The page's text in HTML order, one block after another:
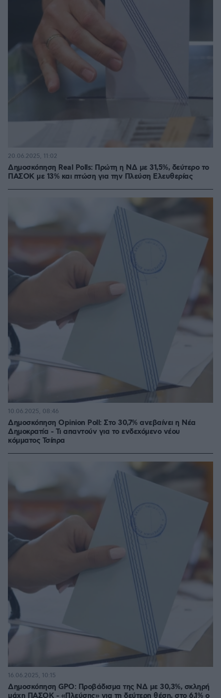
Δημοσκόπηση Real Polls: Πρώτη η ΝΔ με 31,5%, δεύτερο το
ΠΑΣΟΚ με 13% και πτώση για την Πλεύση Ελευθερίας
20.06.2025, 11:02
Δημοσκόπηση Opinion Poll: Στο 30,7% ανεβαίνει η Νέα
Δημοκρατία - Τι απαντούν για το ενδεχόμενο νέου
κόμματος Τσίπρα
10.06.2025, 08:46
Δημοσκόπηση GPO: Προβάδισμα της ΝΔ με 30,3%, σκληρή
μάχη ΠΑΣΟΚ - «Πλεύσης» για τη δεύτερη θέση, στο 6,1% ο
16.06.2025, 10:15